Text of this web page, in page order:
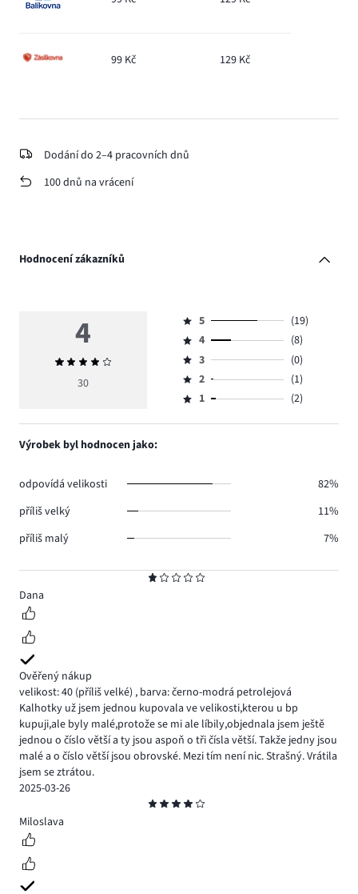
99 Kč 129 Kč
Dodání do 2–4 pracovních dnů
100 dnů na vrácení
Hodnocení zákazníků
1
Dana
Ověřený nákup
velikost: 40 (příliš velké) , barva: černo-modrá petrolejová
Kalhotky už jsem jednou kupovala ve velikosti,kterou u bp
kupuji,ale byly malé,protože se mi ale líbily,objednala jsem ještě
jednou o číslo větší a ty jsou aspoň o tři čísla větší. Takže jedny jsou
malé a o číslo větší jsou obrovské. Mezi tím není nic. Strašný. Vrátila
jsem se ztrátou.
2025-03-26
4
Miloslava
4
Průměrné
hodnocení
30
Hodnocení
5,
počet
hlasů
19.
5
(19)
Hodnocení
4,
počet
hlasů
4
(8)
Hodnocení
3,
počet
3
(0)
Hodnocení
2,
2
(1)
Hodnocení
1,
1 (2)
Výrobek byl hodnocen jako:
odpovídá velikosti
82%
příliš velký
11%
příliš malý
7%